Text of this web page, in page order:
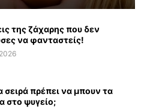
της ζάχαρης που δεν
να φανταστείς!
σειρά πρέπει να μπουν τα
στο ψυγείο;